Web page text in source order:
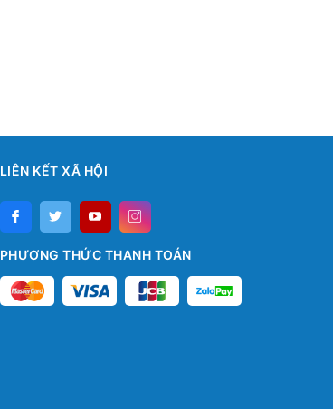
LIÊN KẾT XÃ HỘI
PHƯƠNG THỨC THANH TOÁN